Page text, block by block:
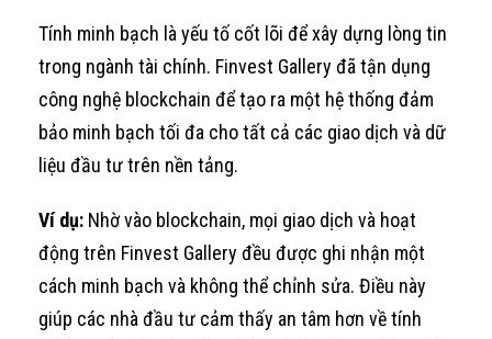
Tính minh bạch là yếu tố cốt lõi để xây dựng lòng tin
trong ngành tài chính. Finvest Gallery đã tận dụng
công nghệ blockchain để tạo ra một hệ thống đảm
bảo minh bạch tối đa cho tất cả các giao dịch và dữ
liệu đầu tư trên nền tảng.
Ví dụ: Nhờ vào blockchain, mọi giao dịch và hoạt
động trên Finvest Gallery đều được ghi nhận một
cách minh bạch và không thể chỉnh sửa. Điều này
giúp các nhà đầu tư cảm thấy an tâm hơn về tính